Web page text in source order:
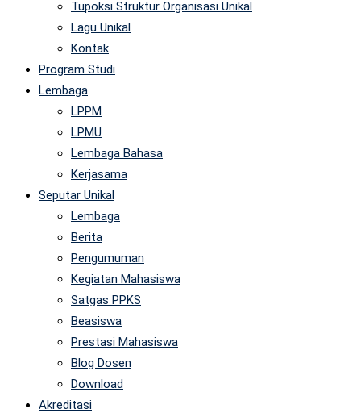
Tupoksi Struktur Organisasi Unikal
Lagu Unikal
Kontak
Program Studi
Lembaga
LPPM
LPMU
Lembaga Bahasa
Kerjasama
Seputar Unikal
Lembaga
Berita
Pengumuman
Kegiatan Mahasiswa
Satgas PPKS
Beasiswa
Prestasi Mahasiswa
Blog Dosen
Download
Akreditasi